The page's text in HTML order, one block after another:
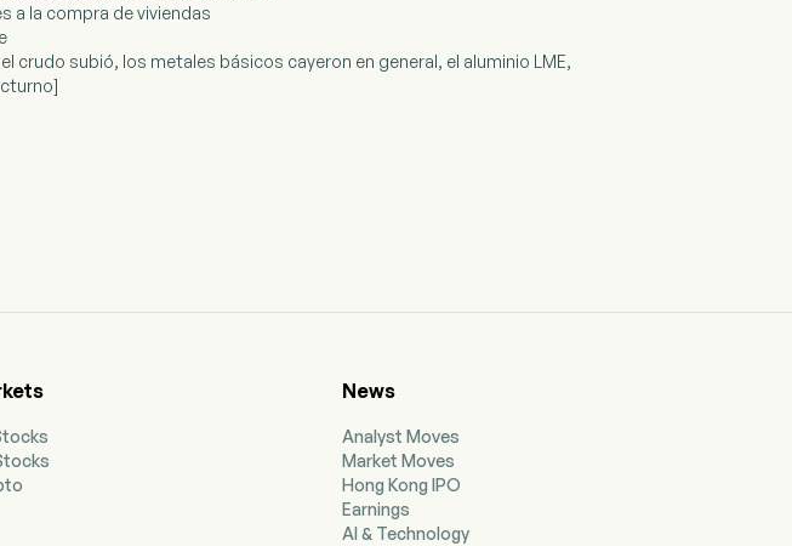
a la compra de viviendas
crudo subió, los metales básicos cayeron en general, el aluminio LME,
News
Analyst Moves
Market Moves
Hong Kong IPO
Earnings
AI & Technology